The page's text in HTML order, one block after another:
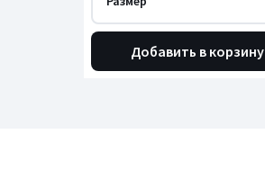
Добавить в корзину